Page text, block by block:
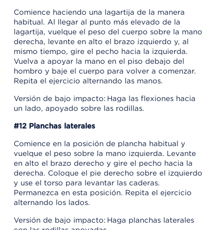
Comience haciendo una lagartija de la manera
habitual. Al llegar al punto más elevado de la
lagartija, vuelque el peso del cuerpo sobre la mano
derecha, levante en alto el brazo izquierdo y, al
mismo tiempo, gire el pecho hacia la izquierda.
Vuelva a apoyar la mano en el piso debajo del
hombro y baje el cuerpo para volver a comenzar.
Repita el ejercicio alternando las manos.
Versión de bajo impacto: Haga las flexiones hacia
un lado, apoyado sobre las rodillas.
#12 Planchas laterales
Comience en la posición de plancha habitual y
vuelque el peso sobre la mano izquierda. Levante
en alto el brazo derecho y gire el pecho hacia la
derecha. Coloque el pie derecho sobre el izquierdo
y use el torso para levantar las caderas.
Permanezca en esta posición. Repita el ejercicio
alternando los lados.
Versión de bajo impacto: Haga planchas laterales